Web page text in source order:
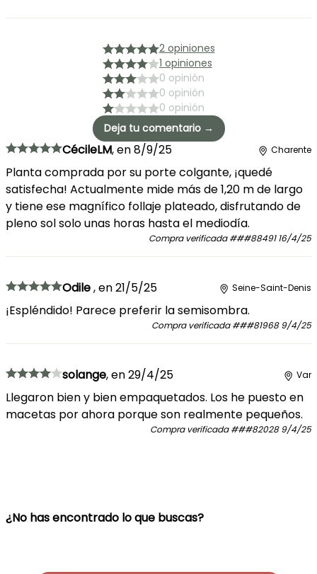
2 opiniones
1 opiniones
0 opinión
0 opinión
0 opinión
Deja tu comentario →
CécileLM,en8/9/25 Charente
Planta comprada por su porte colgante, ¡quedé
satisfecha! Actualmente mide más de 1,20 m de largo
y tiene ese magnífico follaje plateado, disfrutando de
pleno sol solo unas horas hasta el mediodía.
Compra verificada###88491 16/4/25
Odile,en21/5/25 Seine-Saint-Denis
¡Espléndido! Parece preferir la semisombra.
Compra verificada###81968 9/4/25
solange,en29/4/25 Var
Llegaron bien y bien empaquetados. Los he puesto en
macetas por ahora porque son realmente pequeños.
Compra verificada###82028 9/4/25
¿No has encontrado lo que buscas?